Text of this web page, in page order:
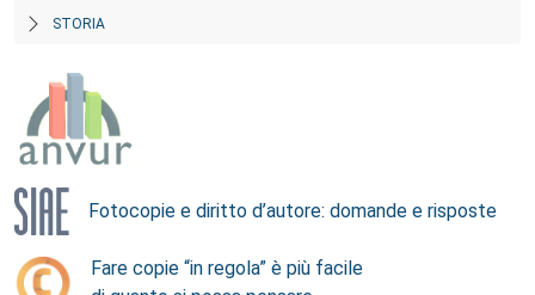
STORIA
Fotocopie e diritto d’autore: domande e risposte
Fare copie “in regola” è più facile